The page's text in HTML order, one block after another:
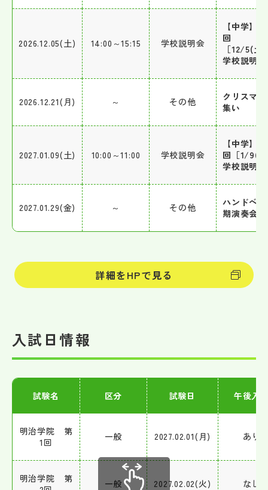
2026.12.05(土) 14:00～15:15 学校説明会
【中学】
回
［12/5(土
学校説明会
2026.12.21(月) ～ その他
クリスマ
集い
2027.01.09(土) 10:00～11:00 学校説明会
【中学】
回［1/9(
学校説明会
2027.01.29(金) ～ その他
ハンドベ
期演奏会
詳細をHPで見る
入試日情報
試験名 区分 試験日 午後入
明治学院 第
1回
一般 2027.02.01(月) あり
明治学院 第
一般 2027.02.02(火) なし